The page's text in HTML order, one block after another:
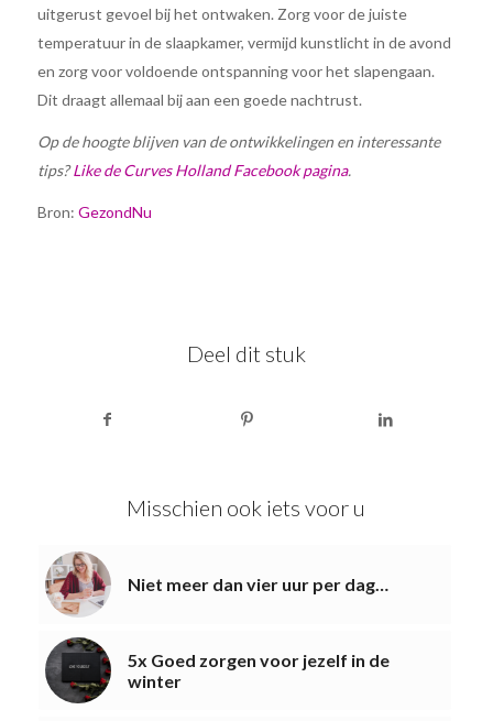
uitgerust gevoel bij het ontwaken. Zorg voor de juiste
temperatuur in de slaapkamer, vermijd kunstlicht in de avond
en zorg voor voldoende ontspanning voor het slapengaan.
Dit draagt allemaal bij aan een goede nachtrust.
Op de hoogte blijven van de ontwikkelingen en interessante
tips?Like de Curves Holland Facebook pagina.
Bron: GezondNu
Deel dit stuk
Misschien ook iets voor u
Niet meer dan vier uur per dag…
5x Goed zorgen voor jezelf in de
winter